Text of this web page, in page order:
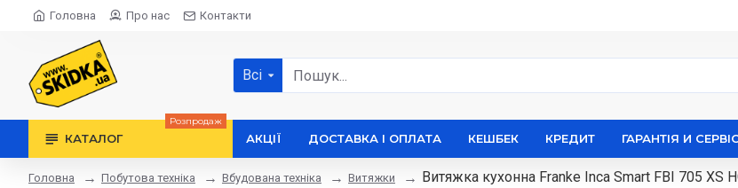
Головна Про нас Контакти
Всі
КАТАЛОГ
Розпродаж
АКЦІЇ ДОСТАВКА І ОПЛАТА КЕШБЕК КРЕДИТ ГАРАНТІЯ И
Головна Побутова техніка Вбудована техніка Витяжки Витяжка кухонна Franke Inca Smart FBI 705 XS